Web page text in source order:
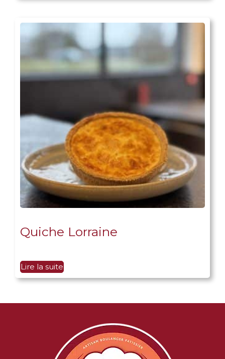
Quiche Lorraine
Lire la suite